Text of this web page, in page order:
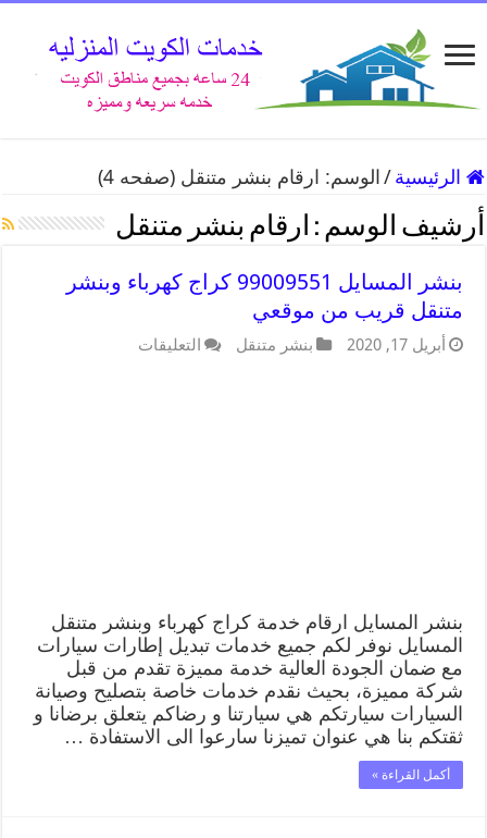
الرئيسية / الوسم: ارقام بنشر متنقل (صفحه 4)
أرشيف الوسم : ارقام بنشر متنقل
بنشر المسايل 99009551 كراج كهرباء وبنشر
متنقل قريب من موقعي
أبريل 17, 2020 بنشر متنقل التعليقات
بنشر المسايل ارقام خدمة كراج كهرباء وبنشر متنقل
المسايل نوفر لكم جميع خدمات تبديل إطارات سيارات
مع ضمان الجودة العالية خدمة مميزة تقدم من قبل
شركة مميزة، بحيث نقدم خدمات خاصة بتصليح وصيانة
السيارات سيارتكم هي سيارتنا و رضاكم يتعلق برضانا و
ثقتكم بنا هي عنوان تميزنا سارعوا الى الاستفادة …
أكمل القراءة »